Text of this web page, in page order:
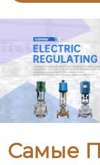
Самые